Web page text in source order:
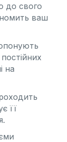
до свого
ваш
на
її